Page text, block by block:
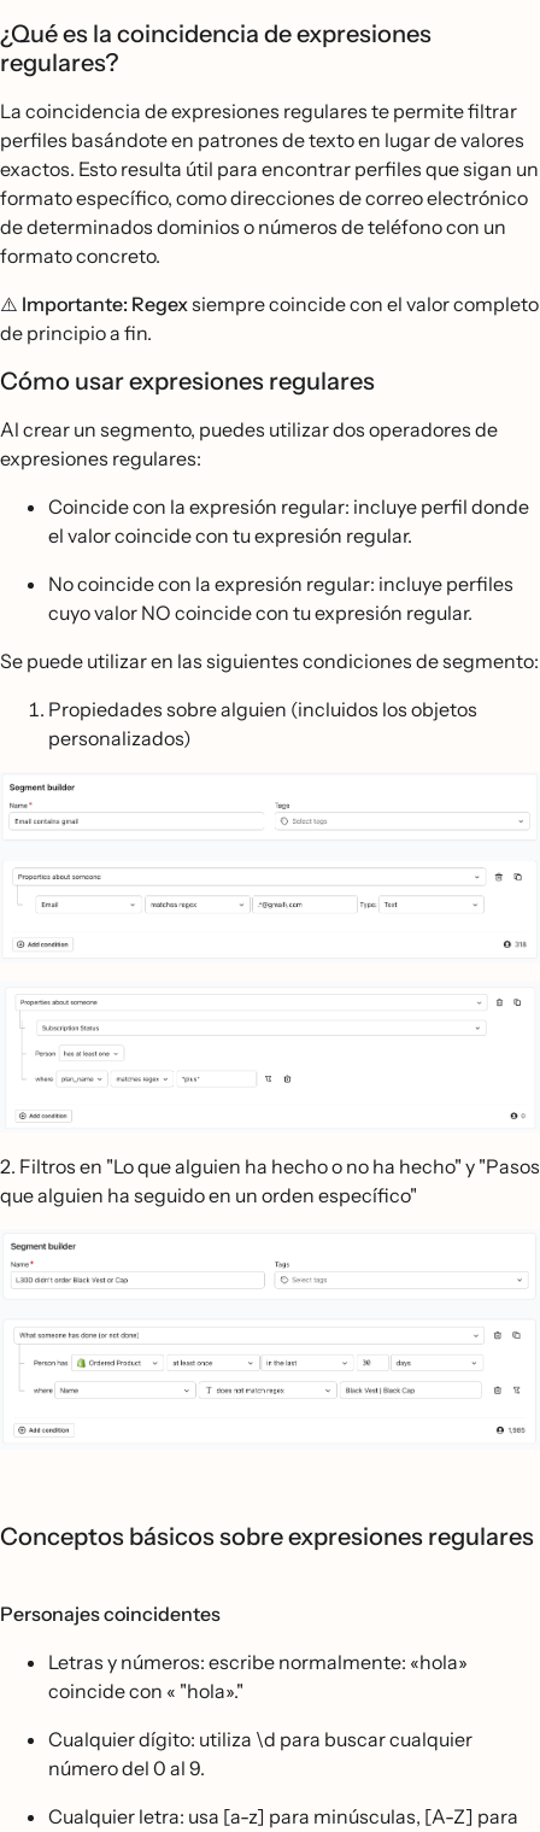
¿Qué es la coincidencia de expresiones
regulares?
La coincidencia de expresiones regulares te permite filtrar
perfiles basándote en patrones de texto en lugar de valores
exactos. Esto resulta útil para encontrar perfiles que sigan un
formato específico, como direcciones de correo electrónico
de determinados dominios o números de teléfono con un
formato concreto.
⚠️ Importante: Regexsiempre coincide con el valor completo
de principio a fin.
Cómo usar expresiones regulares
Al crear un segmento, puedes utilizar dos operadores de
expresiones regulares:
Coincide con la expresión regular: incluye perfil donde
el valor coincide con tu expresión regular.
No coincide con la expresión regular: incluye perfiles
cuyo valor NO coincide con tu expresión regular.
Se puede utilizar en las siguientes condiciones de segmento:
Propiedades sobre alguien (incluidos los objetos
personalizados)
2. Filtros en "Lo que alguien ha hecho o no ha hecho" y "Pasos
que alguien ha seguido en un orden específico"
Conceptos básicos sobre expresiones regulares
Personajes coincidentes
Letras y números: escribe normalmente: «hola»
coincide con « "hola»."
Cualquier dígito: utiliza \d para buscar cualquier
número del 0 al 9.
Cualquier letra: usa [a-z] para minúsculas, [A-Z] para